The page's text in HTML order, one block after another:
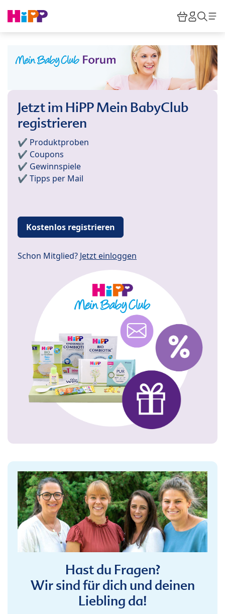
HiPP
Jetzt im HiPP Mein BabyClub
registrieren
✔️ Produktproben
✔️ Coupons
✔️ Gewinnspiele
✔️ Tipps per Mail
Kostenlos registrieren
Schon Mitglied? Jetzt einloggen
Hast du Fragen?
Wir sind für dich und deinen
Liebling da!